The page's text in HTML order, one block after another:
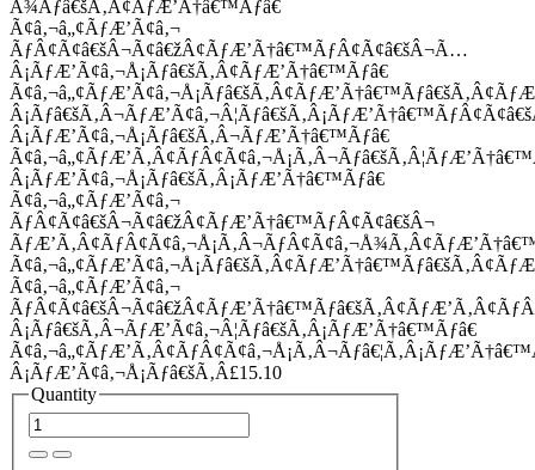
Â¾Ãƒâ€šÃ‚Â¢ÃƒÆ’Ã†â€™Ãƒâ€
Ã¢â‚¬â„¢ÃƒÆ’Ã¢â‚¬
ÃƒÂ¢Ã¢â€šÂ¬Ã¢â€žÂ¢ÃƒÆ’Ã†â€™ÃƒÂ¢Ã¢â€šÂ¬Ã…
Â¡ÃƒÆ’Ã¢â‚¬Å¡Ãƒâ€šÃ‚Â¢ÃƒÆ’Ã†â€™Ãƒâ€
Â¡ÃƒÆ’Ã¢â‚¬Å¡Ãƒâ€šÃ‚Â¬ÃƒÆ’Ã†â€™Ãƒâ€
Â¡ÃƒÆ’Ã¢â‚¬Å¡Ãƒâ€šÃ‚Â¡ÃƒÆ’Ã†â€™Ãƒâ€
Ã¢â‚¬â„¢ÃƒÆ’Ã¢â‚¬
ÃƒÂ¢Ã¢â€šÂ¬Ã¢â€žÂ¢ÃƒÆ’Ã†â€™ÃƒÂ¢Ã¢â€šÂ¬
Ã¢â‚¬â„¢ÃƒÆ’Ã¢â‚¬
Â¡Ãƒâ€šÃ‚Â¬ÃƒÆ’Ã¢â‚¬Â¦Ãƒâ€šÃ‚Â¡ÃƒÆ’Ã†â€™Ãƒâ€
Â¡ÃƒÆ’Ã¢â‚¬Å¡Ãƒâ€šÃ‚Â£15.10
Quantity